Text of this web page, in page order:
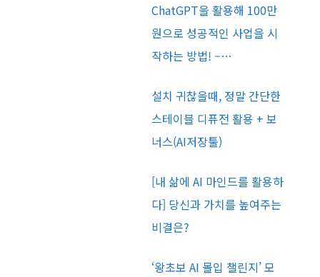
ChatGPT을 활용해 100만
원으로 성공적인 사업을 시
작하는 방법! –…
설치 귀찮을때, 정말 간단한
스테이블 디퓨전 활용 + 보
너스(AI저장툴)
[내 삶에 AI 마인드를 활용하
다] 당신과 가치를 높여주는
비결은?
‘왕초보 AI 몰입 챌린지’ 모